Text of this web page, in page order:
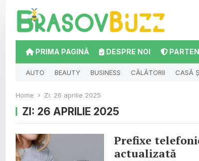
PRIMA PAGINĂ DESPRE NOI
AUTO BEAUTY BUSINESS CĂLĂTORII CASĂ
Home Zi: 26 aprilie 2025
ZI: 26 APRILIE 2025
Prefixe
actualizată